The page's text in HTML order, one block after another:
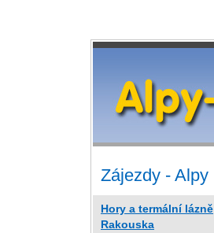
Zájezdy - Alpy
Hory a termální lázně
Rakouska